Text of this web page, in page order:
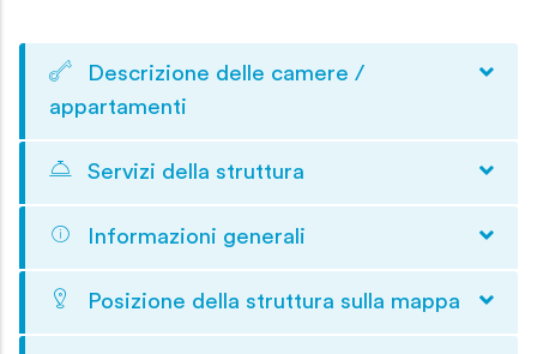
Descrizione delle camere /
appartamenti
Servizi della struttura
Informazioni generali
Posizione della struttura sulla mappa